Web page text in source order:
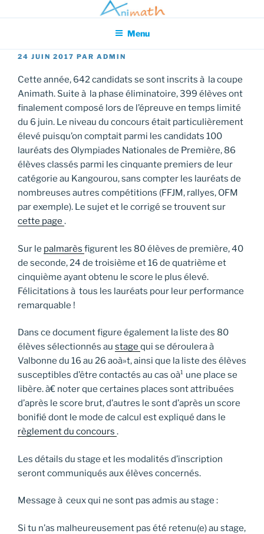
au
principal
Association pour l'Animation en Mathématiques
Menu
PUBLIÉ
24 JUIN 2017 PAR ADMIN
Cette année, 642 candidats se sont inscrits à la coupe
Animath. Suite à la phase éliminatoire, 399 élèves ont
finalement composé lors de l’épreuve en temps limité
du 6 juin. Le niveau du concours était particulièrement
élevé puisqu’on comptait parmi les candidats 100
lauréats des Olympiades Nationales de Première, 86
élèves classés parmi les cinquante premiers de leur
catégorie au Kangourou, sans compter les lauréats de
nombreuses autres compétitions (FFJM, rallyes, OFM
par exemple). Le sujet et le corrigé se trouvent sur
cette page .
Sur le palmarès figurent les 80 élèves de première, 40
de seconde, 24 de troisième et 16 de quatrième et
cinquième ayant obtenu le score le plus élevé.
Félicitations à tous les lauréats pour leur performance
remarquable !
Dans ce document figure également la liste des 80
élèves sélectionnés au stage qui se déroulera à
Valbonne du 16 au 26 aoà»t, ainsi que la liste des élèves
susceptibles d’être contactés au cas oà¹ une place se
libère. à€ noter que certaines places sont attribuées
d’après le score brut, d’autres le sont d’après un score
bonifié dont le mode de calcul est expliqué dans le
règlement du concours .
Les détails du stage et les modalités d’inscription
seront communiqués aux élèves concernés.
Message à ceux qui ne sont pas admis au stage :
Si tu n’as malheureusement pas été retenu(e) au stage,